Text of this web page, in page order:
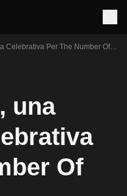
Celebrativa Per The Number Of
una
Of